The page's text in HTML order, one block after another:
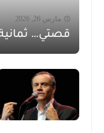
مارس 26, 2026
قصتي…